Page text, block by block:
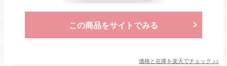
この商品をサイトでみる
価格と在庫を楽天でチェック >>